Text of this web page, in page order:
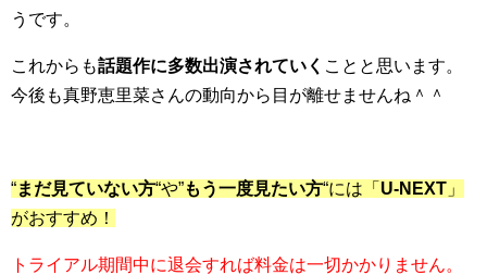
うです。
これからも話題作に多数出演されていく ことと思います。
今後も真野恵里菜さんの動向から目が離せませんね＾＾
“まだ見ていない方“や”もう一度見たい方“には「 U-NEXT 」
がおすすめ！
トライアル期間中に退会すれば料金は一切かかりません。